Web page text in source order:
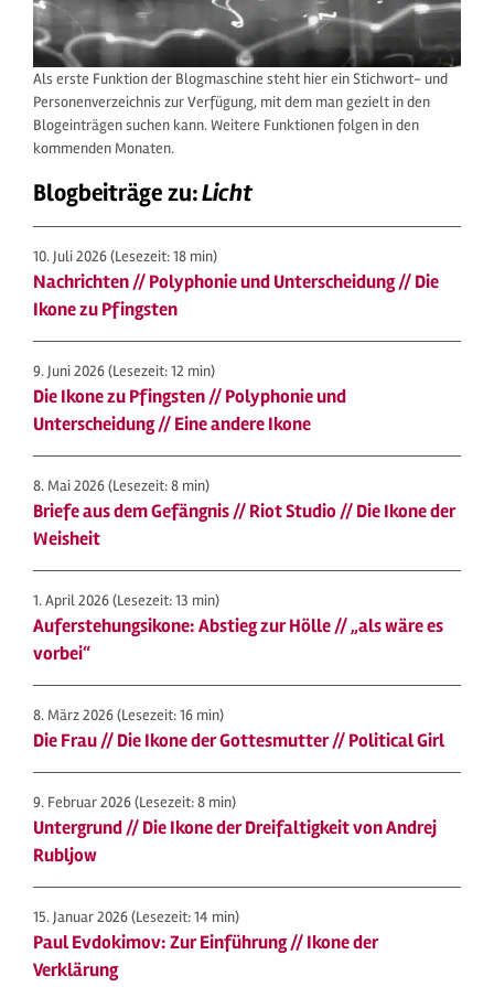
Als erste Funktion der Blogmaschine steht hier ein Stichwort- und
Personenverzeichnis zur Verfügung, mit dem man gezielt in den
Blogeinträgen suchen kann. Weitere Funktionen folgen in den
kommenden Monaten.
Blogbeiträge zu:Licht
10. Juli 2026(Lesezeit: 18 min)
Nachrichten // Polyphonie und Unterscheidung // Die
Ikone zu Pfingsten
9. Juni 2026(Lesezeit: 12 min)
Die Ikone zu Pfingsten // Polyphonie und
Unterscheidung // Eine andere Ikone
8. Mai 2026(Lesezeit: 8 min)
Briefe aus dem Gefängnis // Riot Studio // Die Ikone der
Weisheit
1. April 2026(Lesezeit: 13 min)
Auferstehungsikone: Abstieg zur Hölle // „als wäre es
vorbei“
8. März 2026(Lesezeit: 16 min)
Die Frau // Die Ikone der Gottesmutter // Political Girl
9. Februar 2026(Lesezeit: 8 min)
Untergrund // Die Ikone der Dreifaltigkeit von Andrej
Rubljow
15. Januar 2026(Lesezeit: 14 min)
Paul Evdokimov: Zur Einführung // Ikone der
Verklärung